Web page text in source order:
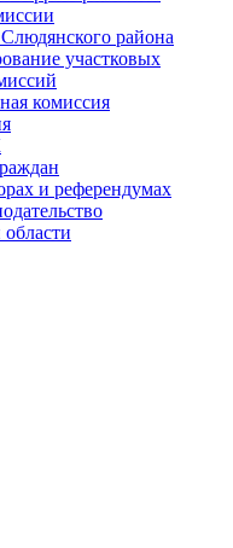
района
участковых
комиссия
и референдумах